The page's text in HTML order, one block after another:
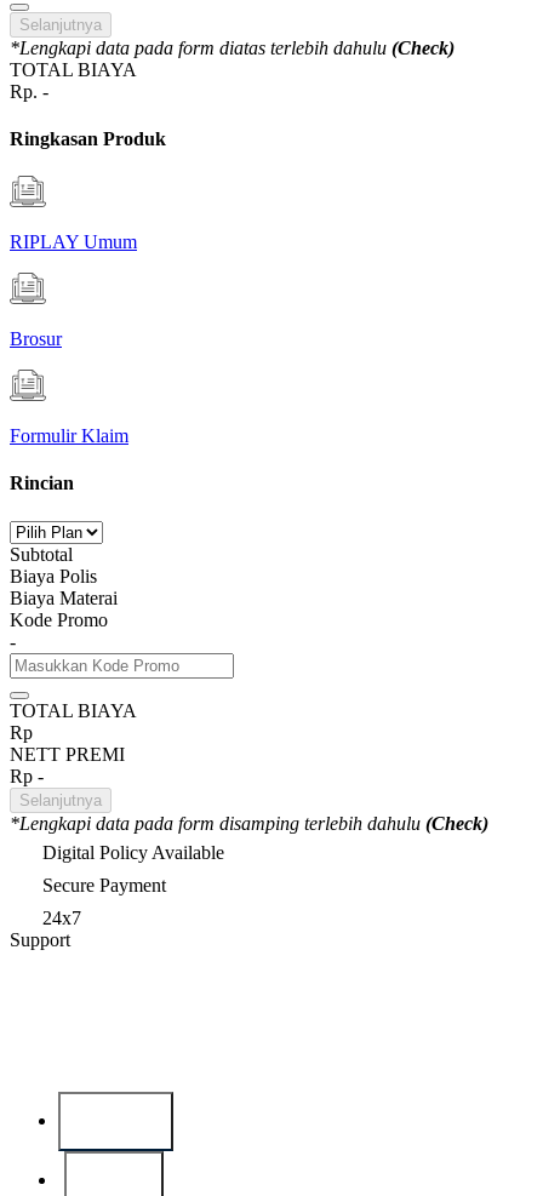
Selanjutnya
*Lengkapi data pada form diatas terlebih dahulu (Check)
TOTAL BIAYA
Rp. -
Ringkasan Produk
RIPLAY Umum
Brosur
Formulir Klaim
Rincian
Subtotal
Biaya Polis
Biaya Materai
Kode Promo
-
TOTAL BIAYA
Rp
NETT PREMI
Rp -
Selanjutnya
*Lengkapi data pada form disamping terlebih dahulu (Check)
Digital Policy Available
Secure Payment
24x7
Support